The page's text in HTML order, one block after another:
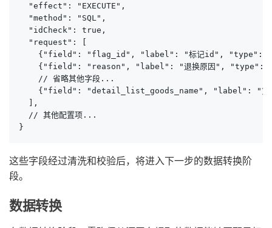
  "effect": "EXECUTE",
  "method": "SQL",
  "idCheck": true,
  "request": [
{"field": "flag_id", "label": "标记id", "type":
{"field": "reason", "label": "退换原因", "type":
    // 省略其他字段...
{"field": "detail_list_goods_name", "label": "
  ],
  // 其他配置项...
}
这些字段经过清洗和校验后，将进入下一步的数据转换阶
段。
数据转换